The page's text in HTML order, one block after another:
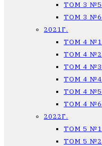
ТОМ 3 №5
ТОМ 3 №6
2021Г.
ТОМ 4 №1
ТОМ 4 №2
ТОМ 4 №3
ТОМ 4 №4
ТОМ 4 №5
ТОМ 4 №6
2022Г.
ТОМ 5 №1
ТОМ 5 №2